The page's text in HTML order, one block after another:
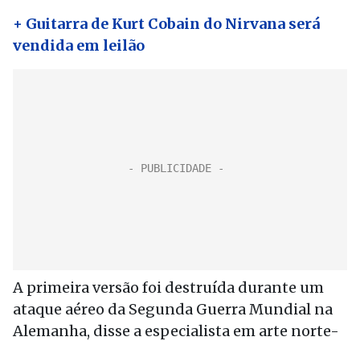
+ Guitarra de Kurt Cobain do Nirvana será
vendida em leilão
A primeira versão foi destruída durante um
ataque aéreo da Segunda Guerra Mundial na
Alemanha, disse a especialista em arte norte-